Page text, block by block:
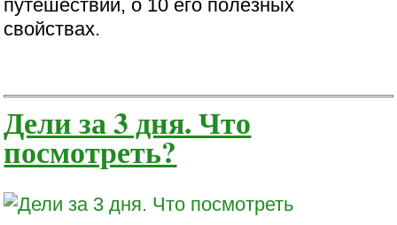
путешествии, о 10 его полезных
свойствах.
Дели за 3 дня. Что
посмотреть?